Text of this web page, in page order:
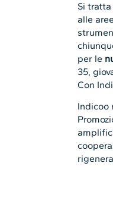
Si
alle
per le
35,
Con
Indicoo